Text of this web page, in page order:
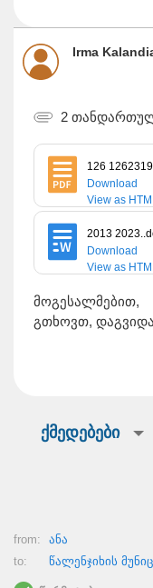
2
126
Download
View as
2013
Download
View as
მოგესალმებით,
გთხოვთ,
ქმედებები
from:
ანა
to:
წალენჯიხის